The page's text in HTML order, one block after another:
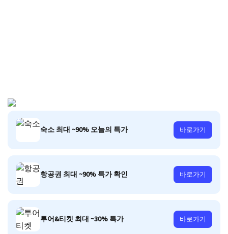
숙소 최대 ~90% 오늘의 특가 바로가기
항공권 최대 ~90% 특가 확인 바로가기
투어&티켓 최대 ~30% 특가 바로가기